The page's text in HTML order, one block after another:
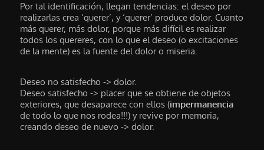
Por tal identificación, llegan tendencias: el deseo por
realizarlas crea ‘querer’, y ‘querer’ produce dolor. Cuanto
más querer, más dolor, porque más difícil es realizar
todos los quereres, con lo que el deseo (o excitaciones
de la mente) es la fuente del dolor o miseria.
Deseo no satisfecho -> dolor.
Deseo satisfecho -> placer que se obtiene de objetos
exteriores, que desaparece con ellos (impermanencia
de todo lo que nos rodea!!!) y revive por memoria,
creando deseo de nuevo -> dolor.